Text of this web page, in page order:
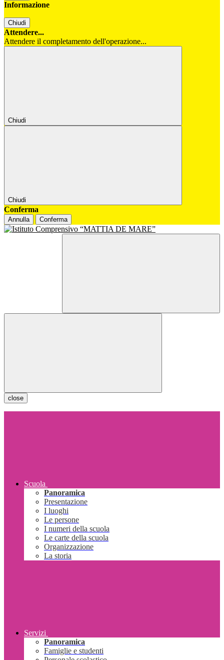
Informazione
Chiudi
Attendere...
Attendere il completamento dell'operazione...
Chiudi
Chiudi
Conferma
Annulla Conferma
close
Scuola
Panoramica
Presentazione
I luoghi
Le persone
I numeri della scuola
Le carte della scuola
Organizzazione
La storia
Servizi
Panoramica
Famiglie e studenti